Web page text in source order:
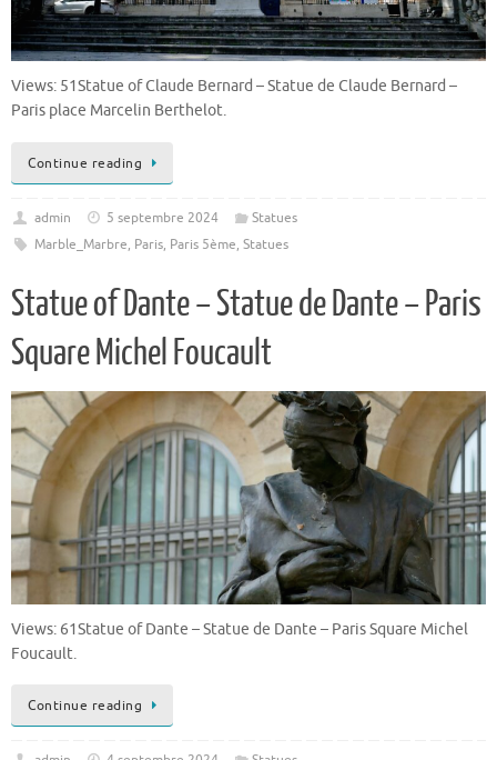
Views: 51Statue of Claude Bernard – Statue de Claude Bernard –
Paris place Marcelin Berthelot.
Continue reading
admin 5 septembre 2024
Statues
Marble_Marbre, Paris, Paris 5ème, Statues
Statue of Dante – Statue de Dante – Paris
Square Michel Foucault
Views: 61Statue of Dante – Statue de Dante – Paris Square Michel
Foucault.
Continue reading